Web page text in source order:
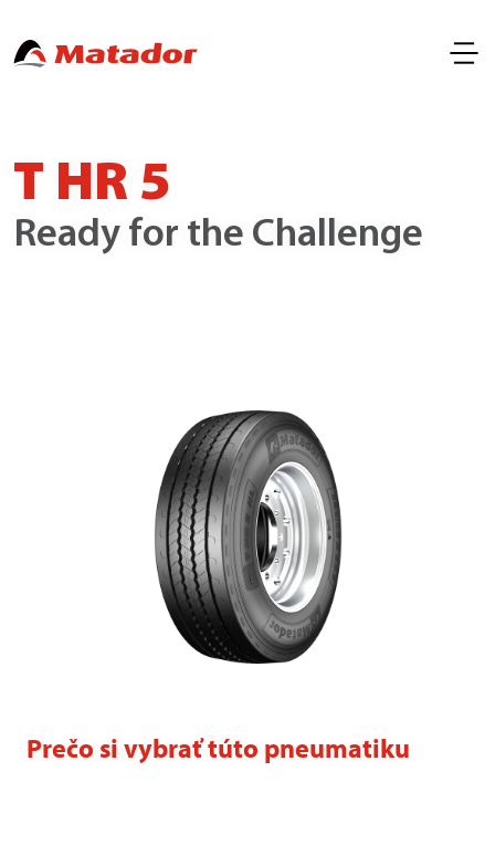
T HR 5
Ready for the Challenge
Prečo si vybrať túto pneumatiku